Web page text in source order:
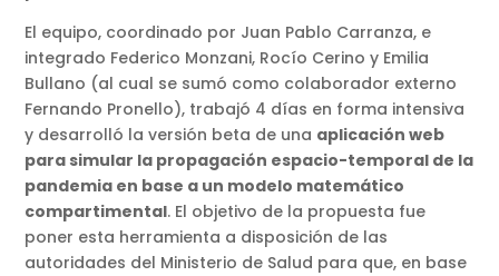
El equipo, coordinado por Juan Pablo Carranza, e
integrado Federico Monzani, Rocío Cerino y Emilia
Bullano (al cual se sumó como colaborador externo
Fernando Pronello), trabajó 4 días en forma intensiva
y desarrolló la versión beta de una aplicación web
para simular la propagación espacio-temporal de la
pandemia en base a un modelo matemático
compartimental. El objetivo de la propuesta fue
poner esta herramienta a disposición de las
autoridades del Ministerio de Salud para que, en base